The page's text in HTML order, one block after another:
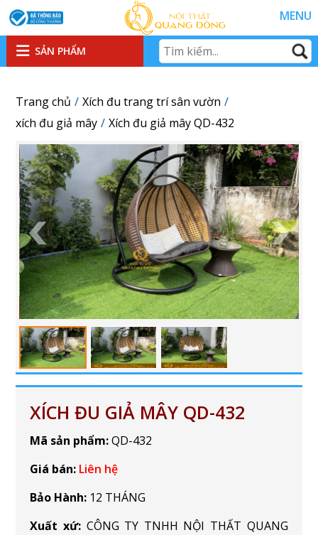
MENU
SẢN PHẨM
Trang chủ
Xích đu trang trí sân vườn
xích đu giả mây
Xích đu giả mây QD-432
XÍCH ĐU GIẢ MÂY QD-432
Mã sản phẩm:QD-432
Giá bán: Liên hệ
Bảo Hành: 12 THÁNG
Xuất xứ: CÔNG TY TNHH NỘI THẤT QUANG